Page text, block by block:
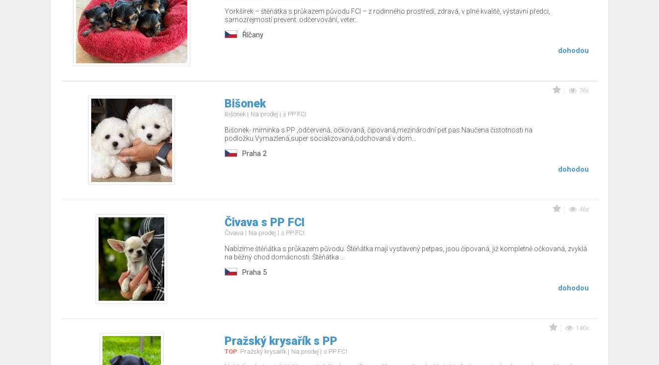
Yorkšírek – štěňátka s průkazem původu FCI – z rodinného prostředí, zdravá, v plné kvalitě, výstavní předci,
samozřejmostí prevent. odčervování, veter...
Říčany
dohodou
76x
Bišonek
Bišonek Na prodej s PP FCI
Bišonek- miminka s PP ,odčervená, očkovaná, čipovaná,mezinárodní pet pas.Naučena čistotnosti na
podložku.Vymazlená,super socializovaná,odchovaná v dom...
Praha 2
dohodou
46x
Čivava s PP FCI
Čivava Na prodej s PP FCI
Nabízíme štěňátka s průkazem původu. Štěňátka mají vystavený petpas, jsou čipovaná, již kompletně očkovaná, zvyklá
na běžný chod domácnosti. Štěňátka ...
Praha 5
dohodou
140x
Pražský krysařík s PP
TOP Pražský krysařík Na prodej s PP FCI